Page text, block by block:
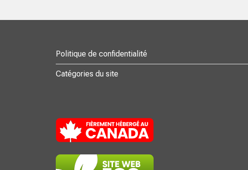
Politique de confidentialité
Catégories du site